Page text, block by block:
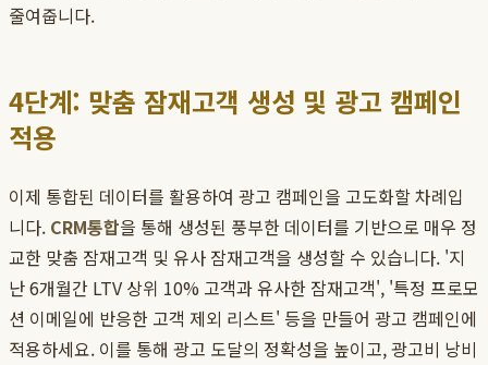
줄여줍니다.
4단계: 맞춤 잠재고객 생성 및 광고 캠페인
적용
이제 통합된 데이터를 활용하여 광고 캠페인을 고도화할 차례입
니다. CRM통합을 통해 생성된 풍부한 데이터를 기반으로 매우 정
교한 맞춤 잠재고객 및 유사 잠재고객을 생성할 수 있습니다. '지
난 6개월간 LTV 상위 10% 고객과 유사한 잠재고객', '특정 프로모
션 이메일에 반응한 고객 제외 리스트' 등을 만들어 광고 캠페인에
적용하세요. 이를 통해 광고 도달의 정확성을 높이고, 광고비 낭비